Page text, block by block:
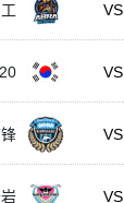
VS
VS
VS
VS